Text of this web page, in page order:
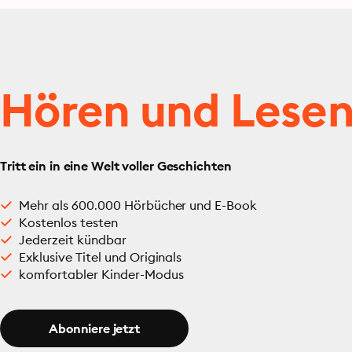
Hören und
Tritt ein in eine Welt voller Geschichten
Mehr als 600.000 Hörbücher und E-Book
Kostenlos testen
Jederzeit kündbar
Exklusive Titel und Originals
komfortabler Kinder-Modus
Abonniere jetzt